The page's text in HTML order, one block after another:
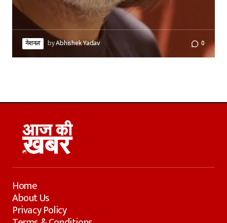
नेशनल byAbhishek Yadav 0
Home
About Us
Privacy Policy